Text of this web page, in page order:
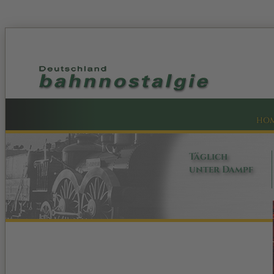
Täglich
unter Dampf